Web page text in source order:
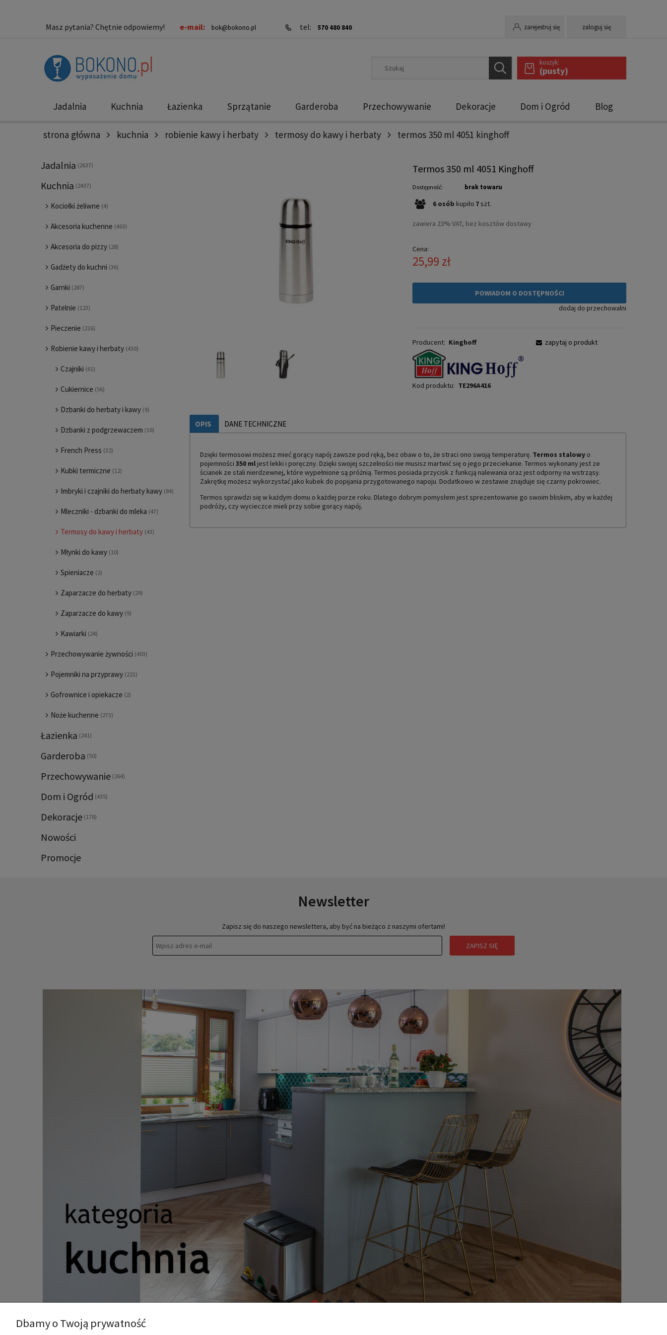
zarejestruj się zaloguj się
Masz pytania? Chętnie odpowiemy! e-mail: bok@bokono.pl tel: 570 480 840
koszyk:
(pusty)
Jadalnia Kuchnia Łazienka Sprzątanie Garderoba Przechowywanie Dekoracje Dom i Ogród Blog
Nowości Promocje
strona główna kuchnia robienie kawy i herbaty termosy do kawy i herbaty termos 350 ml 4051 kinghoff
Jadalnia (2637)
Kuchnia (2437)
Kociołki żeliwne (4)
Akcesoria kuchenne (463)
Akcesoria do pizzy (28)
Gadżety do kuchni (36)
Garnki (287)
Patelnie (123)
Pieczenie (216)
Robienie kawy i herbaty (430)
Czajniki (61)
Cukiernice (56)
Dzbanki do herbaty i kawy (9)
Dzbanki z podgrzewaczem (10)
French Press (32)
Kubki termiczne (12)
Imbryki i czajniki do herbaty kawy (84)
Mleczniki - dzbanki do mleka (47)
Termosy do kawy i herbaty (43)
Młynki do kawy (10)
Spieniacze (2)
Zaparzacze do herbaty (29)
Zaparzacze do kawy (9)
Kawiarki (24)
Przechowywanie żywności (403)
Pojemniki na przyprawy (221)
Gofrownice i opiekacze (2)
Noże kuchenne (273)
Łazienka (241)
Garderoba (50)
Przechowywanie (264)
Dom i Ogród (435)
Dekoracje (178)
Nowości
Promocje
Termos 350 ml 4051 Kinghoff
Dostępność: brak towaru
6 osób kupiło 7 szt.
zawiera 23% VAT, bez kosztów dostawy
Cena:
25,99 zł
POWIADOM O DOSTĘPNOŚCI
dodaj do przechowalni
Producent: Kinghoff
Kod produktu: TE296A416
zapytaj o produkt
OPIS DANE TECHNICZNE
Dzięki termosowi możesz mieć gorący napój zawsze pod ręką, bez obaw o to, że straci ono swoją temperaturę. Termos stalowy o
pojemności 350 ml jest lekki i poręczny. Dzięki swojej szczelności nie musisz martwić się o jego przeciekanie. Termos wykonany jest ze
ścianek ze stali nierdzewnej, które wypełnione są próżnią. Termos posiada przycisk z funkcją nalewania oraz jest odporny na wstrząsy.
Zakrętkę możesz wykorzystać jako kubek do popijania przygotowanego napoju. Dodatkowo w zestawie znajduje się czarny pokrowiec.
Termos sprawdzi się w każdym domu o każdej porze roku. Dlatego dobrym pomysłem jest sprezentowanie go swoim bliskim, aby w każdej
podróży, czy wycieczce mieli przy sobie gorący napój.
Newsletter
Zapisz się do naszego newslettera, aby być na bieżąco z naszymi ofertami!
ZAPISZ SIĘ
Dbamy o Twoją prywatność